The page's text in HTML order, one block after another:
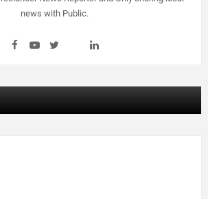
news with Public.